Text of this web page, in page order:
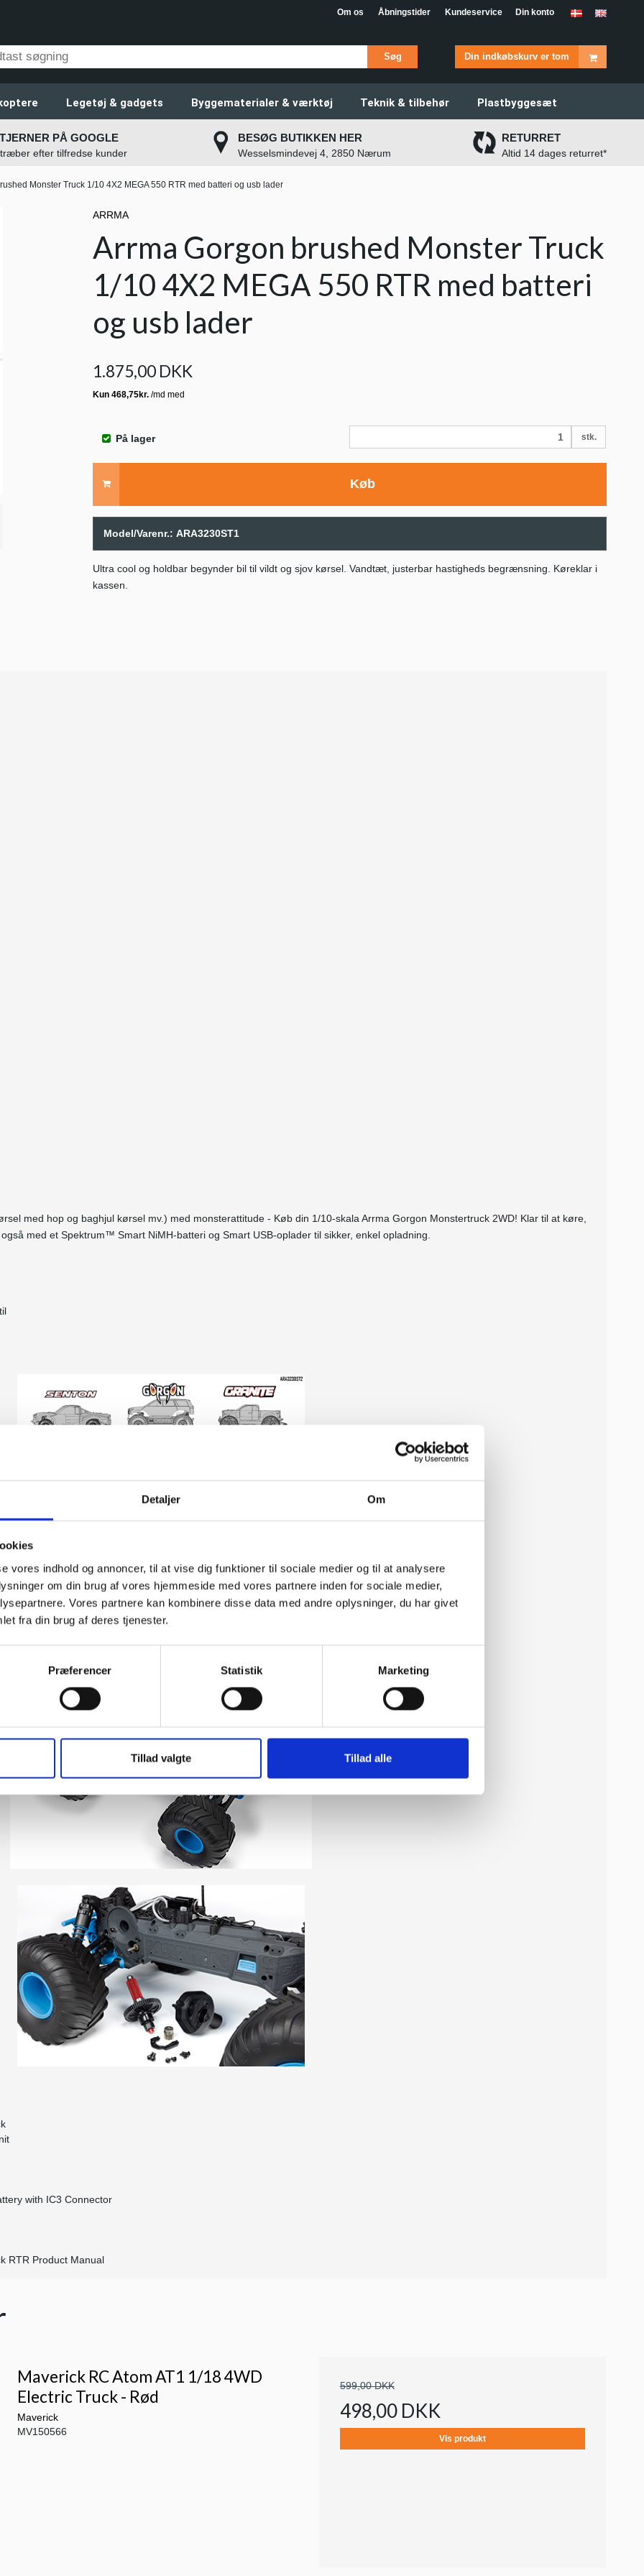
Detaljer Om
vores indhold og annoncer, til at vise dig funktioner til sociale medier og til at analysere
om din brug af vores hjemmeside med vores partnere inden for sociale medier,
Vores partnere kan kombinere disse data med andre oplysninger, du har givet
fra din brug af deres tjenester.
Præferencer Statistik Marketing
Tillad valgte Tillad alle
Om os Åbningstider Kundeservice Din konto
Søg Din indkøbskurv er tom
Legetøj & gadgets Byggematerialer & værktøj Teknik & tilbehør Plastbyggesæt
PÅ GOOGLE
efter tilfredse kunder
BESØG BUTIKKEN HER
Wesselsmindevej 4, 2850 Nærum
RETURRET
Altid 14 dages returret*
Monster Truck 1/10 4X2 MEGA 550 RTR med batteri og usb lader
ARRMA
Arrma Gorgon brushed Monster Truck
1/10 4X2 MEGA 550 RTR med batteri
og usb lader
1.875,00 DKK
På lager stk.
Køb
Model/Varenr.: ARA3230ST1
Ultra cool og holdbar begynder bil til vildt og sjov kørsel. Vandtæt, justerbar hastigheds begrænsning. Køreklar i
kassen.
med hop og baghjul kørsel mv.) med monsterattitude - Køb din 1/10-skala Arrma Gorgon Monstertruck 2WD! Klar til at køre,
med et Spektrum™ Smart NiMH-batteri og Smart USB-oplader til sikker, enkel opladning.
with IC3 Connector
RTR Product Manual
Maverick RC Atom AT1 1/18 4WD
Electric Truck - Rød
Maverick
MV150566
599,00 DKK
498,00 DKK
Vis produkt